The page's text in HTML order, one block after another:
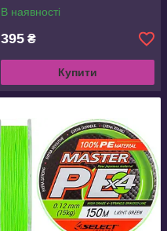
В наявності
395 ₴
Купити